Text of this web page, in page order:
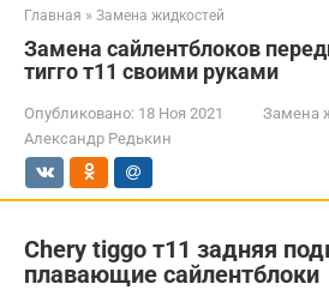
Главная » Замена жидкостей
Замена сайлентблоков
тигго т11 своими руками
Опубликовано: 18 Ноя 2021
Замена
Александр Редькин
Chery tiggo т11 задняя
плавающие сайлентблоки